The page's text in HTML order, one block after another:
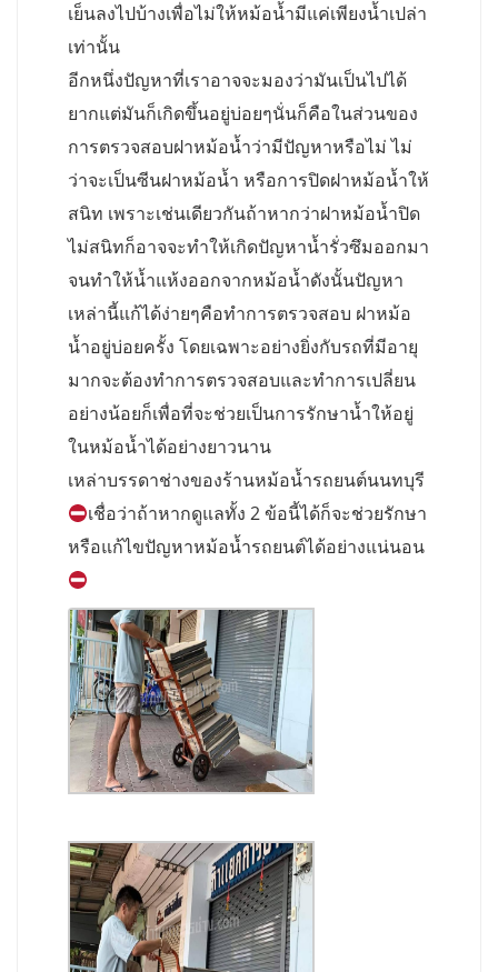
เย็นลงไปบ้างเพื่อไม่ให้หม้อน้ำมีแค่เพียงน้ำเปล่า
เท่านั้น
อีกหนึ่งปัญหาที่เราอาจจะมองว่ามันเป็นไปได้
ยากแต่มันก็เกิดขึ้นอยู่บ่อยๆนั่นก็คือในส่วนของ
การตรวจสอบฝาหม้อน้ำว่ามีปัญหาหรือไม่ ไม่
ว่าจะเป็นซีนฝาหม้อน้ำ หรือการปิดฝาหม้อน้ำให้
สนิท เพราะเช่นเดียวกันถ้าหากว่าฝาหม้อน้ำปิด
ไม่สนิทก็อาจจะทำให้เกิดปัญหาน้ำรั่วซึมออกมา
จนทำให้น้ำแห้งออกจากหม้อน้ำดังนั้นปัญหา
เหล่านี้แก้ได้ง่ายๆคือทำการตรวจสอบ ฝาหม้อ
น้ำอยู่บ่อยครั้ง โดยเฉพาะอย่างยิ่งกับรถที่มีอายุ
มากจะต้องทำการตรวจสอบและทำการเปลี่ยน
อย่างน้อยก็เพื่อที่จะช่วยเป็นการรักษาน้ำให้อยู่
ในหม้อน้ำได้อย่างยาวนาน
เหล่าบรรดาช่างของร้านหม้อน้ำรถยนต์นนทบุรี
เชื่อว่าถ้าหากดูแลทั้ง 2 ข้อนี้ได้ก็จะช่วยรักษา
หรือแก้ไขปัญหาหม้อน้ำรถยนต์ได้อย่างแน่นอน